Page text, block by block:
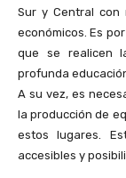
Sur y Central con
económicos. Es
que se realicen
profunda
A su vez, es
la producción de
estos lugares.
accesibles y